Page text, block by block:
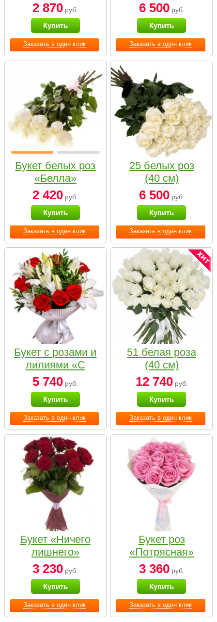
Заказать в один клик
2 870 руб.
Купить
Заказать в один клик
6 500руб.
Купить
Заказать в один клик
Букет белых роз
«Белла»
2 420 руб.
Купить
Заказать в один клик
25 белых роз
(40 см)
6 500руб.
Купить
Заказать в один клик
Букет с розами и
лилиями «С
наилучшими
пожеланиями»
5 740 руб.
Купить
Заказать в один клик
51 белая роза
(40 см)
12 740руб.
Купить
Заказать в один клик
Букет «Ничего
лишнего»
3 230 руб.
Купить
Заказать в один клик
Букет роз
«Потрясная»
3 360руб.
Купить